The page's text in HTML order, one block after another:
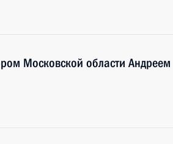
Московской области Андреем